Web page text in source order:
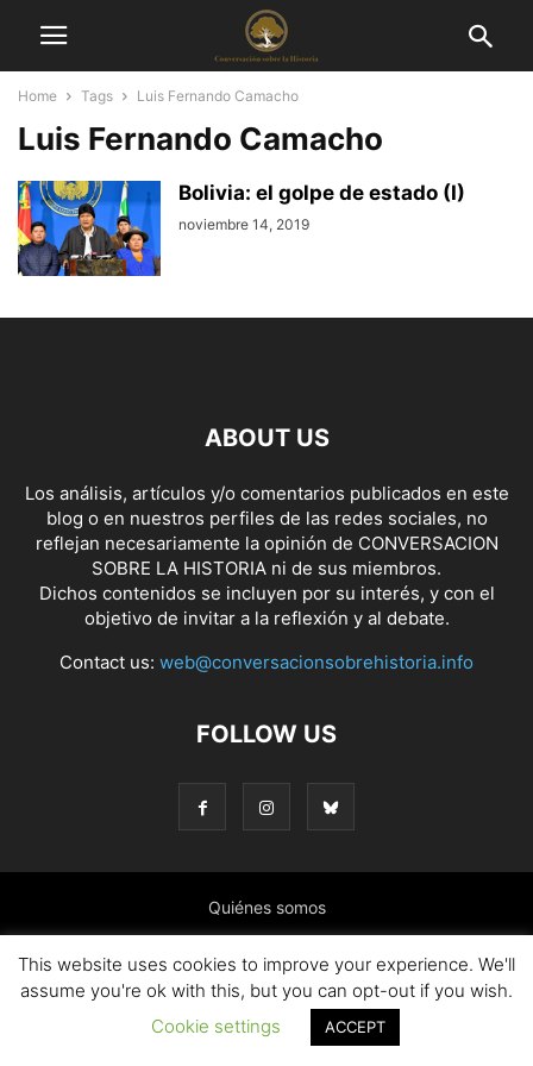
Home Tags Luis Fernando Camacho
Luis Fernando Camacho
Bolivia: el golpe de estado (I)
noviembre 14, 2019
ABOUT US
Los análisis, artículos y/o comentarios publicados en este
blog o en nuestros perfiles de las redes sociales, no
reflejan necesariamente la opinión de CONVERSACION
SOBRE LA HISTORIA ni de sus miembros.
Dichos contenidos se incluyen por su interés, y con el
objetivo de invitar a la reflexión y al debate.
Contact us: web@conversacionsobrehistoria.info
FOLLOW US
Quiénes somos
Colaborar en el blog Contacto Política de cookies
This website uses cookies to improve your experience. We'll
assume you're ok with this, but you can opt-out if you wish.
Cookie settings
ACCEPT